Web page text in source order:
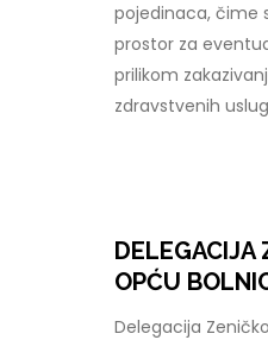
pojedinaca, čime
prostor za
prilikom
zdravstvenih
DELEGACIJA
OPĆU
Delegacija